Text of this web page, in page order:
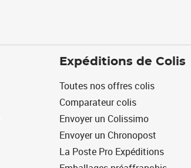
Expéditions de Colis
Toutes nos offres colis
Comparateur colis
Envoyer un Colissimo
Envoyer un Chronopost
La Poste Pro Expéditions